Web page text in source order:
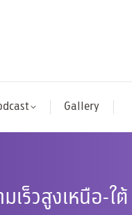
Gallery
เร็วสูงเหนือ-ใต้